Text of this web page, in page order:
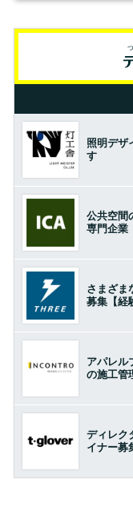
照明デザ
す
公共空間
専門企業
さまざま
募集【経
アパレル
の施工管
ディレク
イナー募